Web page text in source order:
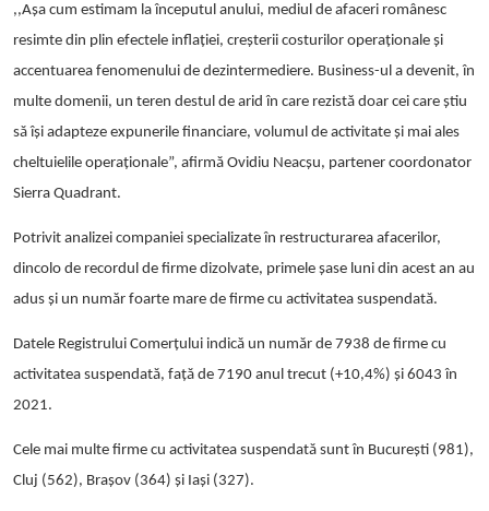
,,Așa cum estimam la începutul anului, mediul de afaceri românesc
resimte din plin efectele inflației, creșterii costurilor operaționale și
accentuarea fenomenului de dezintermediere. Business-ul a devenit, în
multe domenii, un teren destul de arid în care rezistă doar cei care știu
să își adapteze expunerile financiare, volumul de activitate și mai ales
cheltuielile operaționale”, afirmă Ovidiu Neacșu, partener coordonator
Sierra Quadrant.
Potrivit analizei companiei specializate în restructurarea afacerilor,
dincolo de recordul de firme dizolvate, primele șase luni din acest an au
adus și un număr foarte mare de firme cu activitatea suspendată.
Datele Registrului Comerțului indică un număr de 7938 de firme cu
activitatea suspendată, față de 7190 anul trecut (+10,4%) și 6043 în
2021.
Cele mai multe firme cu activitatea suspendată sunt în București (981),
Cluj (562), Brașov (364) și Iași (327).